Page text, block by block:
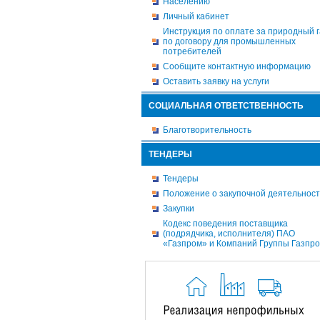
Личный кабинет
Инструкция по оплате за природный
по договору для промышленных
потребителей
Сообщите контактную информацию
Оставить заявку на услуги
СОЦИАЛЬНАЯ ОТВЕТСТВЕННОСТЬ
Благотворительность
ТЕНДЕРЫ
Тендеры
Положение о закупочной
Закупки
Кодекс поведения поставщика
(подрядчика, исполнителя) ПАО
«Газпром» и Компаний Группы